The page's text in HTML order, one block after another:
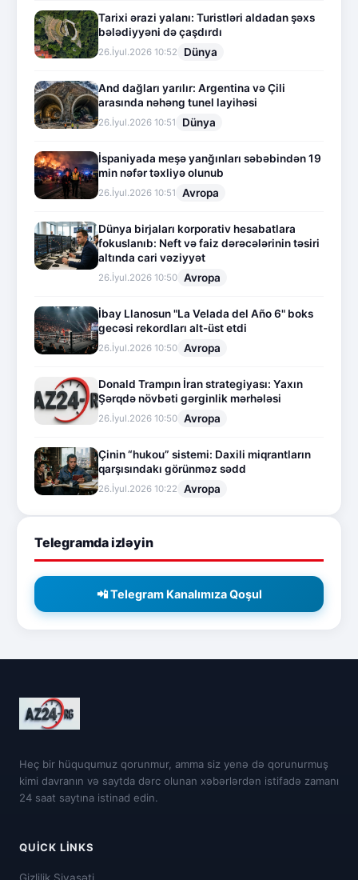
Tarixi ərazi yalanı: Turistləri aldadan şəxs
bələdiyyəni də çaşdırdı
26.İyul.2026 10:52 Dünya
And dağları yarılır: Argentina və Çili
arasında nəhəng tunel layihəsi
26.İyul.2026 10:51 Dünya
İspaniyada meşə yanğınları səbəbindən 19
min nəfər təxliyə olunub
26.İyul.2026 10:51 Avropa
Dünya birjaları korporativ hesabatlara
fokuslanıb: Neft və faiz dərəcələrinin təsiri
altında cari vəziyyət
26.İyul.2026 10:50 Avropa
İbay Llanosun "La Velada del Año 6" boks
gecəsi rekordları alt-üst etdi
26.İyul.2026 10:50 Avropa
Donald Trampın İran strategiyası: Yaxın
Şərqdə növbəti gərginlik mərhələsi
26.İyul.2026 10:50 Avropa
Çinin “hukou” sistemi: Daxili miqrantların
qarşısındakı görünməz sədd
26.İyul.2026 10:22 Avropa
Telegramda izləyin
📲 Telegram Kanalımıza Qoşul
Heç bir hüququmuz qorunmur, amma siz yenə də qorunurmuş
kimi davranın və saytda dərc olunan xəbərlərdən istifadə zamanı
24 saat saytına istinad edin.
QUICK LINKS